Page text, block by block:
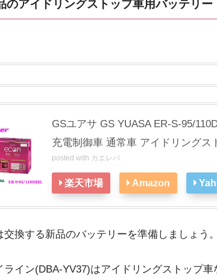
のアイドリングストップ車用バッテリー
GSユアサ GS YUASA ER-S-95/
充電制御車 通常車 アイドリングス
posted with カエレバ
楽天市場 Amazon
交換する新品のバッテリーを準備しましょう。
ライン(DBA-YV37)はアイドリングストップ